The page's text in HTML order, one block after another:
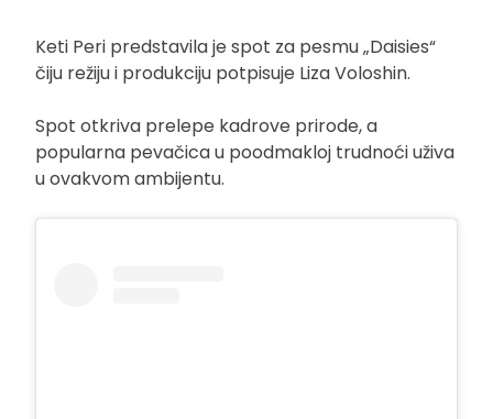
Keti Peri predstavila je spot za pesmu „Daisies“
čiju režiju i produkciju potpisuje Liza Voloshin.
Spot otkriva prelepe kadrove prirode, a
popularna pevačica u poodmakloj trudnoći uživa
u ovakvom ambijentu.